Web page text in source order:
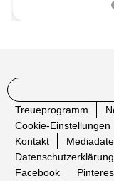
Treueprogramm
Cookie-Einstellungen
Kontakt
Datenschutzerklärung
Facebook